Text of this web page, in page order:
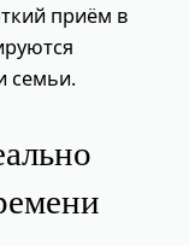
приём в
семьи.